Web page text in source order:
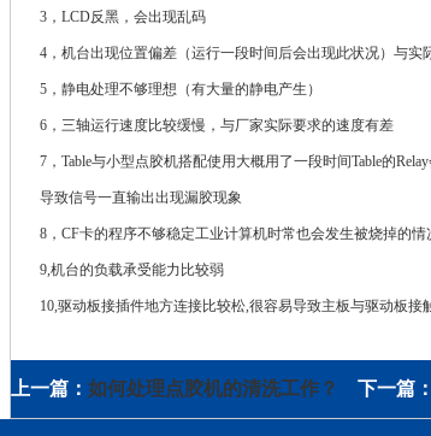
3，LCD反黑，会出现乱码
4，机台出现位置偏差（运行一段时间 后会出现此状况）与实
5，静电处理不够理想（有大量的静电产生）
6，三轴运行速度比较缓慢，与厂家实际要求的速度有差
7，Table与小型点胶机搭配使用大概用了一段时间Table的
导致信号一直输出出现漏胶现象
8，CF卡的程序不够稳定工业计算机时常也会发生被烧掉的情
9,机台的负载承受能力比较弱
10,驱动板接插件地方连接比较松,很容易导致主板与驱动板接
上一篇： 如何处理点胶机的清洗工作？ 下一篇